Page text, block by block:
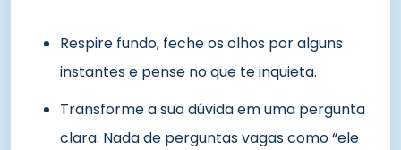
Respire fundo, feche os olhos por alguns
instantes e pense no que te inquieta.
Transforme a sua dúvida em uma pergunta
clara. Nada de perguntas vagas como “ele